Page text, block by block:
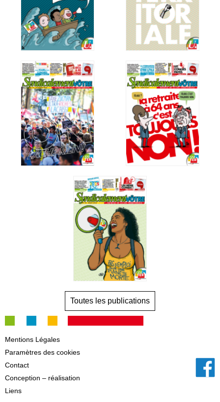
Toutes les publications
Mentions Légales
Paramètres des cookies
Contact
Conception – réalisation
Liens